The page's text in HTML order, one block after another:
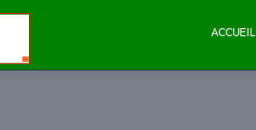
ACCUEIL